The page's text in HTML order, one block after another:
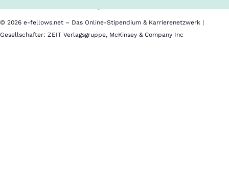
© 2026 e-fellows.net – Das Online-Stipendium & Karrierenetzwerk |
Gesellschafter: ZEIT Verlagsgruppe, McKinsey & Company Inc